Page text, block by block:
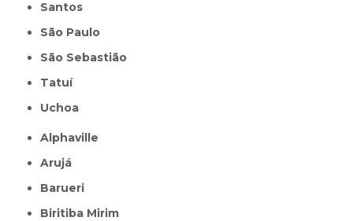
Santos
São Paulo
São Sebastião
Tatuí
Uchoa
Alphaville
Arujá
Barueri
Biritiba Mirim